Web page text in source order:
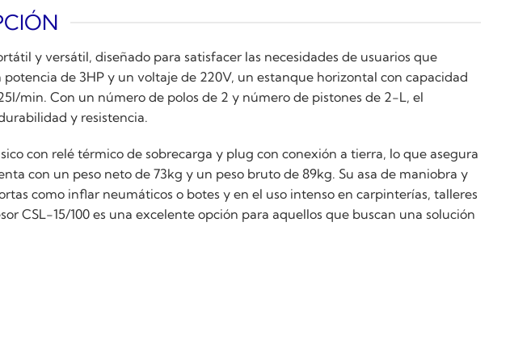
y versátil, diseñado para satisfacer las necesidades de usuarios que
de 3HP y un voltaje de 220V, un estanque horizontal con capacidad
min. Con un número de polos de 2 y número de pistones de 2-L, el
y resistencia.
con relé térmico de sobrecarga y plug con conexión a tierra, lo que asegura
con un peso neto de 73kg y un peso bruto de 89kg. Su asa de maniobra y
como inflar neumáticos o botes y en el uso intenso en carpinterías, talleres
CSL-15/100 es una excelente opción para aquellos que buscan una solución